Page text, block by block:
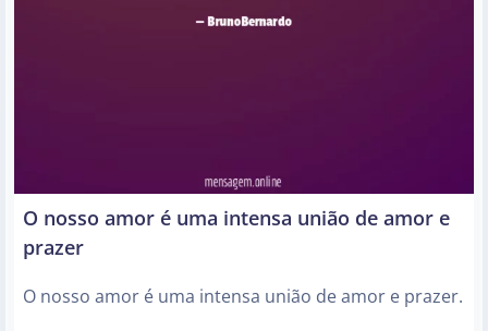
O nosso amor é uma intensa união de amor e
prazer
O nosso amor é uma intensa união de amor e prazer.